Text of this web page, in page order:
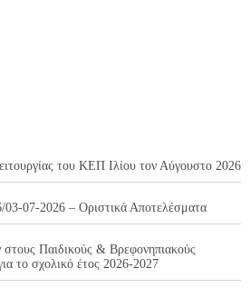
του ΚΕΠ Ιλίου τον Αύγουστο 2026
03-07-2026 – Οριστικά Αποτελέσματα
στους Παιδικούς & Βρεφονηπιακούς
το σχολικό έτος 2026-2027